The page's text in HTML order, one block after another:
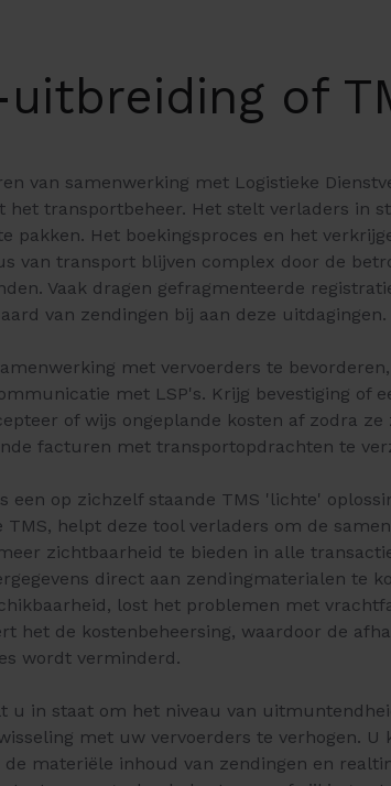
uitbreiding of
van samenwerking met Logistieke
het transportbeheer. Het stelt verladers in
pakken. Het boekingsproces en het
van transport blijven complex door de
Vaak dragen gefragmenteerde
van zendingen bij aan deze uitdagingen.
met vervoerders te
met LSP's. Krijg bevestiging of
of wijs ongeplande kosten af zodra
facturen met transportopdrachten te
een op zichzelf staande TMS 'lichte'
TMS, helpt deze tool verladers om de
zichtbaarheid te bieden in alle
direct aan zendingmaterialen te
lost het problemen met
het de kostenbeheersing, waardoor de
wordt verminderd.
u in staat om het niveau van
met uw vervoerders te verhogen.
de materiële inhoud van zendingen en